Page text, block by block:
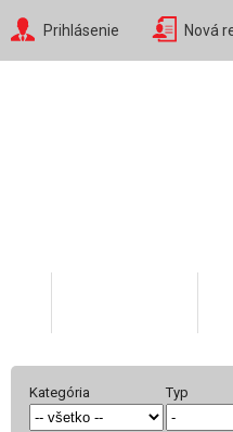
Prihlásenie Nová
Kategória Typ